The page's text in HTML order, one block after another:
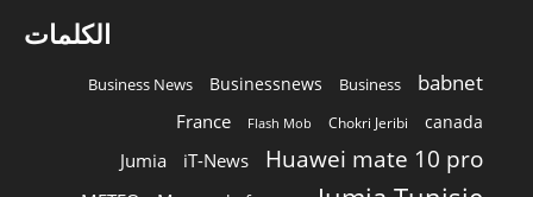
الكلمات
babnet
Business
Businessnews
Business News
canada
Chokri Jeribi
Flash Mob
France
Huawei mate 10 pro
iT-News
Jumia